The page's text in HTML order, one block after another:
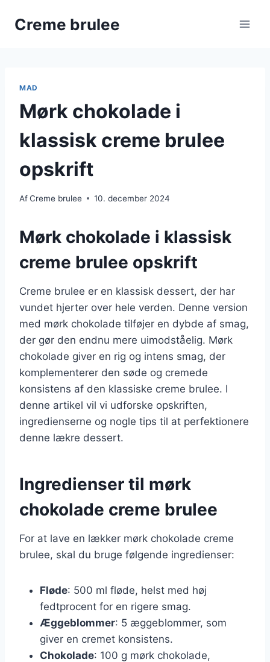
Creme brulee
MAD
Mørk chokolade i
klassisk creme brulee
opskrift
AfCreme brulee 10. december 2024
Mørk chokolade i klassisk
creme brulee opskrift
Creme brulee er en klassisk dessert, der har
vundet hjerter over hele verden. Denne version
med mørk chokolade tilføjer en dybde af smag,
der gør den endnu mere uimodståelig. Mørk
chokolade giver en rig og intens smag, der
komplementerer den søde og cremede
konsistens af den klassiske creme brulee. I
denne artikel vil vi udforske opskriften,
ingredienserne og nogle tips til at perfektionere
denne lækre dessert.
Ingredienser til mørk
chokolade creme brulee
For at lave en lækker mørk chokolade creme
brulee, skal du bruge følgende ingredienser:
Fløde: 500 ml fløde, helst med høj
fedtprocent for en rigere smag.
Æggeblommer: 5 æggeblommer, som
giver en cremet konsistens.
Chokolade: 100 g mørk chokolade,